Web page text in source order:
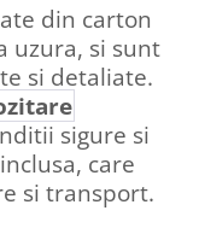
din carton
uzura, si sunt
si detaliate.
sigure si
care
si transport.